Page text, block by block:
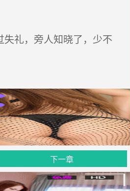
礼，旁人知晓了，少不
下一章